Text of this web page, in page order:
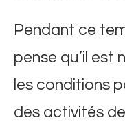
Pendant ce
pense qu’il est
les conditions
des activités